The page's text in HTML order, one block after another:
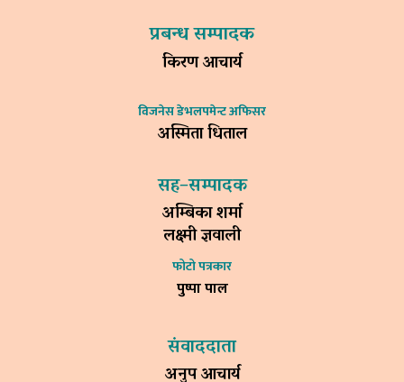
प्रबन्ध सम्पादक
किरण आचार्य
विजनेस डेभलपमेन्ट अफिसर
अस्मिता धिताल
सह–सम्पादक
अम्बिका शर्मा
लक्ष्मी ज्ञवाली
फोटो पत्रकार
पुष्पा पाल
संवाददाता
अनुप आचार्य